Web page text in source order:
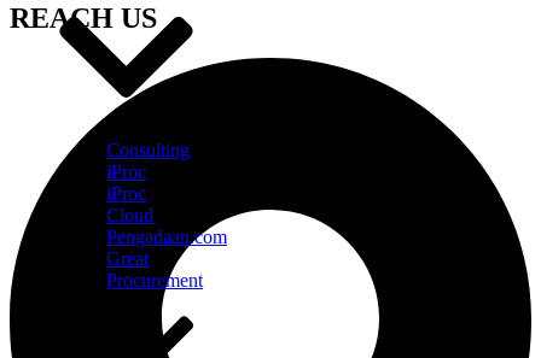
Consulting
iProc
iProc
Cloud
Pengadaan.com
Great
Procurement
REACH US